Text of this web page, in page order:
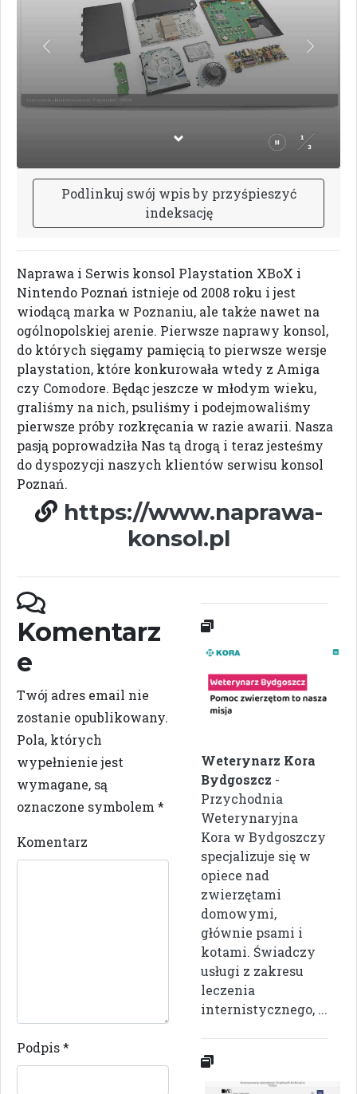
Podlinkuj swój wpisby przyśpieszyć
indeksację
Naprawa i Serwis konsol Playstation XBoX i
Nintendo Poznań istnieje od 2008 roku i jest
wiodącą marka w Poznaniu, ale także nawet na
ogólnopolskiej arenie. Pierwsze naprawy konsol,
do których sięgamy pamięcią to pierwsze wersje
playstation, które konkurowała wtedy z Amiga
czy Comodore. Będąc jeszcze w młodym wieku,
graliśmy na nich, psuliśmy i podejmowaliśmy
pierwsze próby rozkręcania w razie awarii. Nasza
pasją poprowadziła Nas tą drogą i teraz jesteśmy
do dyspozycji naszych klientów serwisu konsol
Poznań.
https://www.naprawa-
konsol.pl
Komentarz
e
Twój adres email nie
zostanie opublikowany.
Pola, których
wypełnienie jest
wymagane, są
oznaczone symbolem *
Komentarz
Podpis*
Weterynarz Kora
Bydgoszcz -
Przychodnia
Weterynaryjna
Kora w Bydgoszczy
specjalizuje się w
opiece nad
zwierzętami
domowymi,
głównie psami i
kotami. Świadczy
usługi z zakresu
leczenia
internistycznego, ...